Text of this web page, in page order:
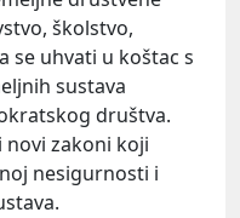
školstvo,
se uhvati u koštac s
sustava
društva.
novi zakoni koji
nesigurnosti i